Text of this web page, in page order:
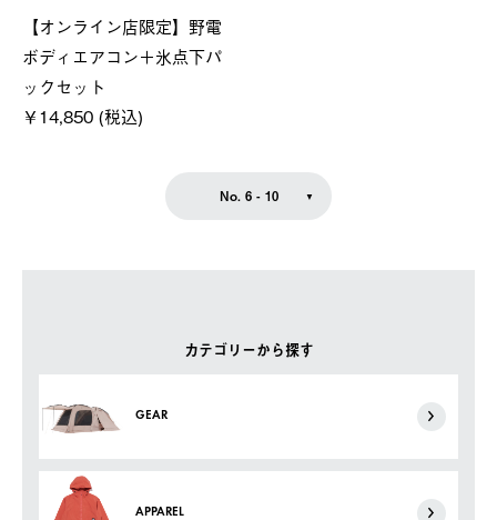
カテゴリーから探す
GEAR
APPAREL
【オンライン店限定】野電
ボディエアコン＋氷点下パ
ックセット
￥14,850 (税込)
No. 6 - 10